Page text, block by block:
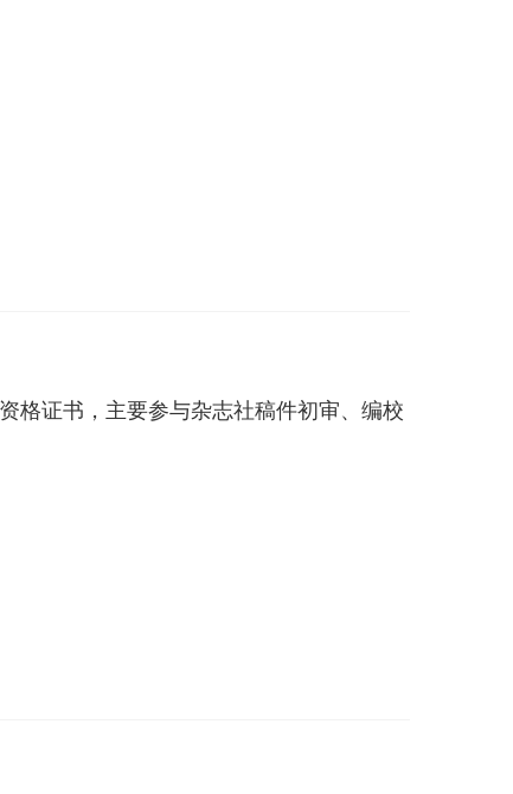
格证书，主要参与杂志社稿件初审、编校